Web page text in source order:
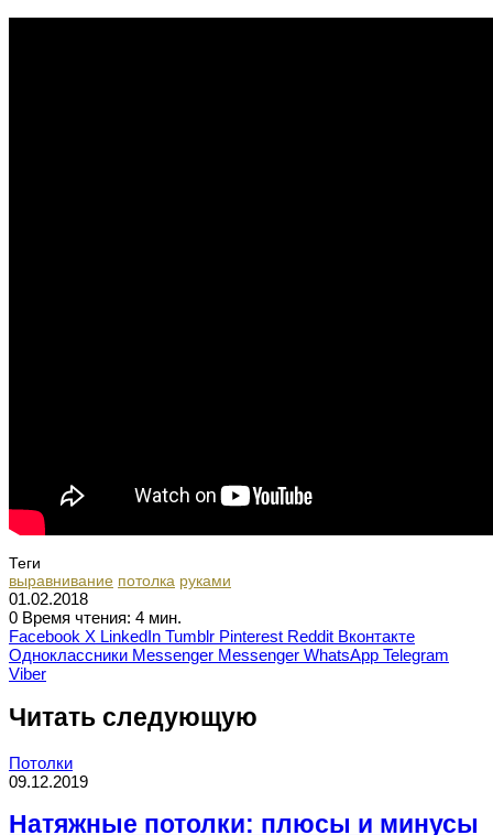
Теги
выравнивание потолка руками
01.02.2018
0 Время чтения: 4 мин.
Facebook X LinkedIn Tumblr Pinterest Reddit Вконтакте
Одноклассники Messenger Messenger WhatsApp Telegram
Viber
Читать следующую
Потолки
09.12.2019
Натяжные потолки: плюсы и минусы